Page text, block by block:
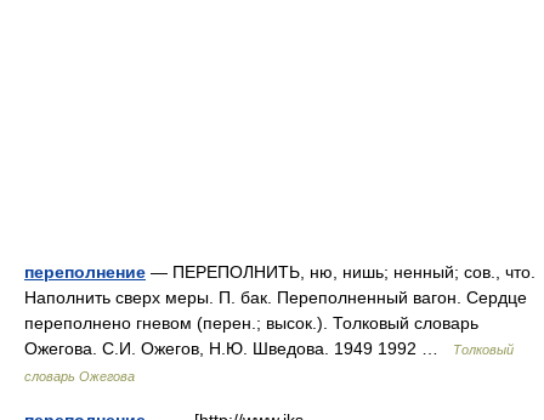
переполнение — ПЕРЕПОЛНИТЬ, ню, нишь; ненный; сов., что.
Наполнить сверх меры. П. бак. Переполненный вагон. Сердце
переполнено гневом (перен.; высок.). Толковый словарь
Ожегова. С.И. Ожегов, Н.Ю. Шведова. 1949 1992 …
Толковый
словарь Ожегова